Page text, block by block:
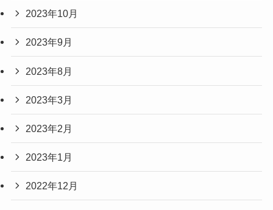
2023年10月
2023年9月
2023年8月
2023年3月
2023年2月
2023年1月
2022年12月